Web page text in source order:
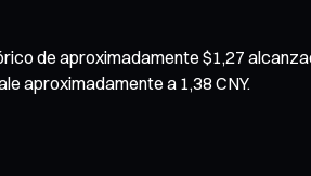
de aproximadamente $1,27
aproximadamente a 1,38 CNY.